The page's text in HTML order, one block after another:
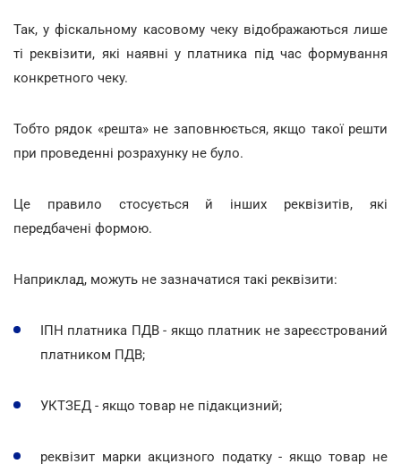
Так, у фіскальному касовому чеку відображаються лише
ті реквізити, які наявні у платника під час формування
конкретного чеку.
Тобто рядок «решта» не заповнюється, якщо такої решти
при проведенні розрахунку не було.
Це правило стосується й інших реквізитів, які
передбачені формою.
Наприклад, можуть не зазначатися такі реквізити:
ІПН платника ПДВ - якщо платник не зареєстрований
платником ПДВ;
УКТЗЕД - якщо товар не підакцизний;
реквізит марки акцизного податку - якщо товар не